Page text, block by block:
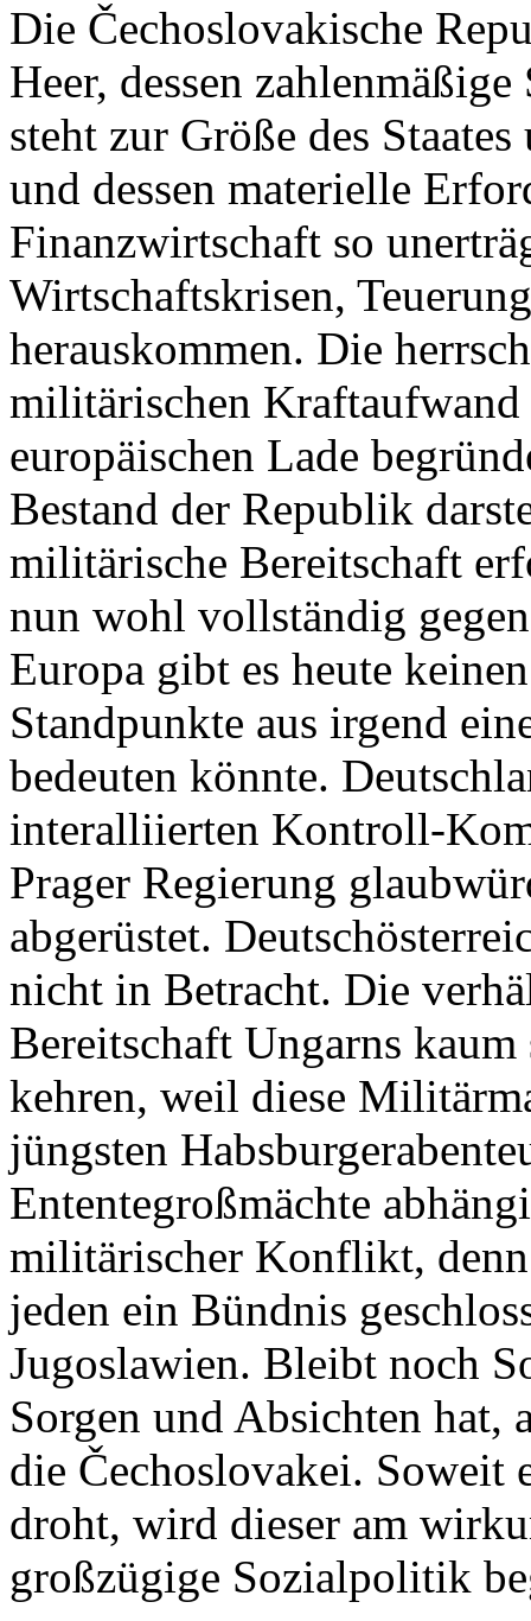
Die Čechoslovakische
Heer, dessen
steht zur Größe des
und dessen materielle
Finanzwirtschaft so
Wirtschaftskrisen,
herauskommen. Die
militärischen
europäischen Lade
Bestand der Republik
militärische Bereitschaft
nun wohl vollständig
Europa gibt es heute
Standpunkte aus irgend
bedeuten könnte.
interalliierten Kontroll-
Prager Regierung
abgerüstet.
nicht in Betracht. Die
Bereitschaft Ungarns
kehren, weil diese
jüngsten
Ententegroßmächte
militärischer Konflikt,
jeden ein Bündnis
Jugoslawien. Bleibt noch
Sorgen und Absichten hat,
die Čechoslovakei. Soweit
droht, wird dieser am
großzügige Sozialpolitik